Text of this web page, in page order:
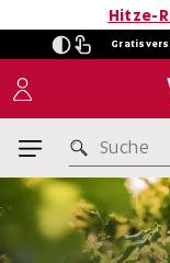
Hitze-
Suche